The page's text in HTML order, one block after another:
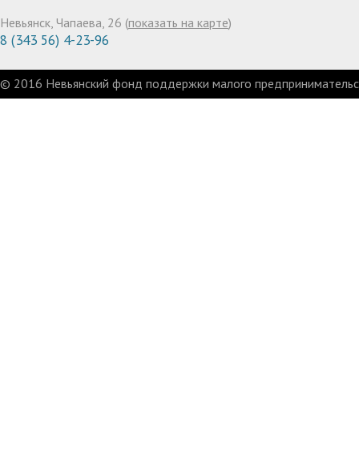
Невьянск, Чапаева, 26 (показать на карте)
8 (343 56) 4-23-96
© 2016 Невьянский фонд поддержки малого